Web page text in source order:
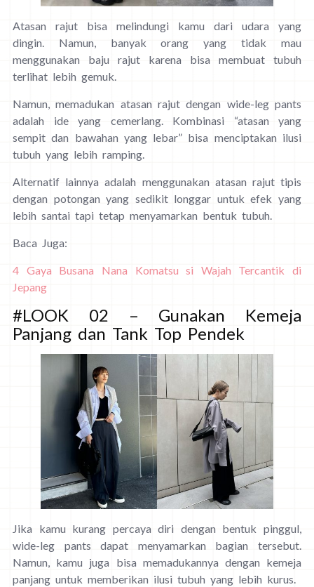
Atasan rajut bisa melindungi kamu dari udara yang
dingin. Namun, banyak orang yang tidak mau
menggunakan baju rajut karena bisa membuat tubuh
terlihat lebih gemuk.
Namun, memadukan atasan rajut dengan wide-leg pants
adalah ide yang cemerlang. Kombinasi “atasan yang
sempit dan bawahan yang lebar” bisa menciptakan ilusi
tubuh yang lebih ramping.
Alternatif lainnya adalah menggunakan atasan rajut tipis
dengan potongan yang sedikit longgar untuk efek yang
lebih santai tapi tetap menyamarkan bentuk tubuh.
Baca Juga:
4 Gaya Busana Nana Komatsu si Wajah Tercantik di
Jepang
#LOOK 02 – Gunakan Kemeja
Panjang dan Tank Top Pendek
Jika kamu kurang percaya diri dengan bentuk pinggul,
wide-leg pants dapat menyamarkan bagian tersebut.
Namun, kamu juga bisa memadukannya dengan kemeja
panjang untuk memberikan ilusi tubuh yang lebih kurus.